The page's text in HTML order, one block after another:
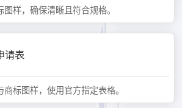
样，确保清晰且符合规格。
请表
标图样，使用官方指定表格。